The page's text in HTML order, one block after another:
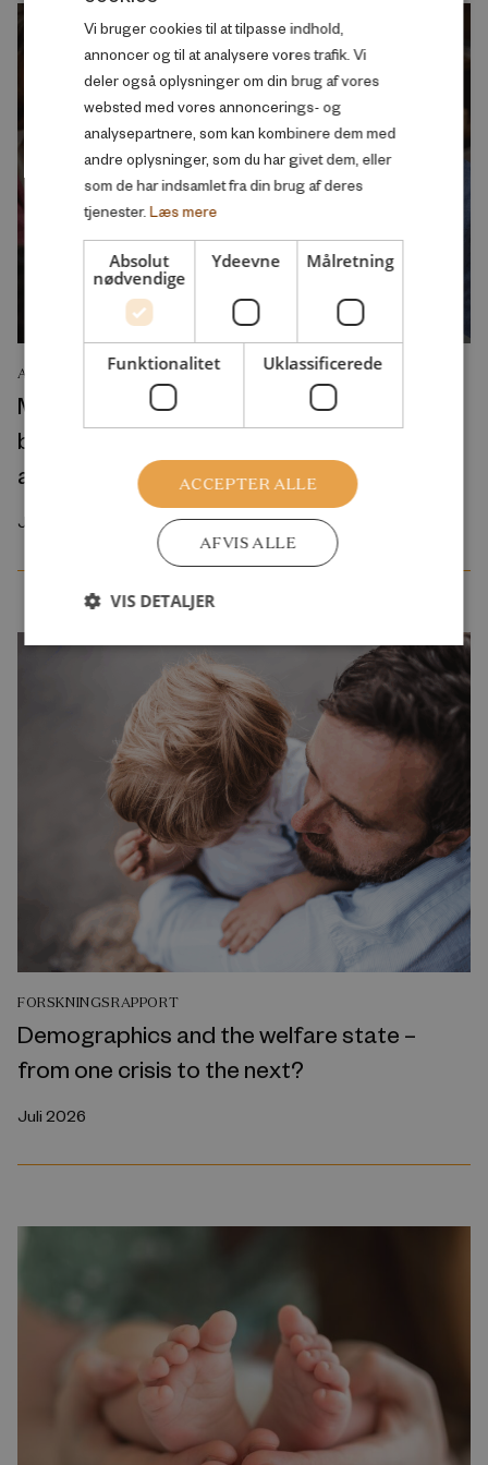
ANALYSE
Mange borgere, som er utilfredse med
børnepasning, skoler og ældrepleje, ønsker
at arbejde mindre
Juli 2026
FORSKNINGSRAPPORT
Demographics and the welfare state –
from one crisis to the next?
Juli 2026
Vi bruger cookies til at tilpasse indhold,
annoncer og til at analysere vores trafik. Vi
deler også oplysninger om din brug af vores
websted med vores annoncerings- og
analysepartnere, som kan kombinere dem med
andre oplysninger, som du har givet dem, eller
som de har indsamlet fra din brug af deres
tjenester. Læs mere
Absolut
nødvendige
Ydeevne Målretning
Funktionalitet Uklassificerede
ACCEPTER ALLE
AFVIS ALLE
VIS DETALJER